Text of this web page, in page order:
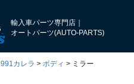
輸入車パーツ専門店｜
オートパーツ(AUTO-PARTS)
991カレラ ボディ ミラー